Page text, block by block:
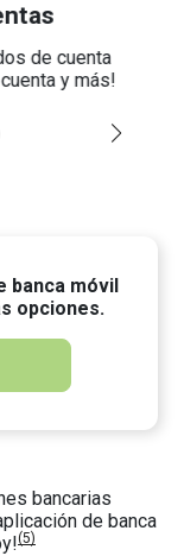
de cuenta
y más!
banca móvil
opciones.
bancarias
de banca
(5)